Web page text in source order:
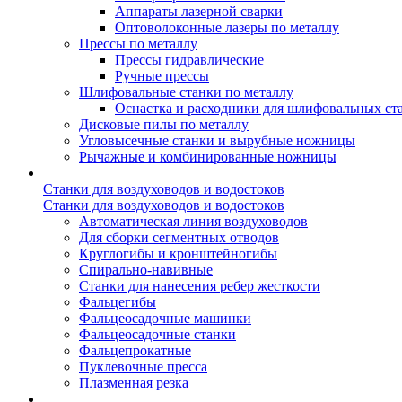
Аппараты лазерной сварки
Оптоволоконные лазеры по металлу
Прессы по металлу
Прессы гидравлические
Ручные прессы
Шлифовальные станки по металлу
Оснастка и расходники для шлифовальных
Дисковые пилы по металлу
Угловысечные станки и вырубные ножницы
Рычажные и комбинированные ножницы
Станки для воздуховодов и водостоков
Станки для воздуховодов и водостоков
Автоматическая линия воздуховодов
Для сборки сегментных отводов
Круглогибы и кронштейногибы
Спирально-навивные
Станки для нанесения ребер жесткости
Фальцегибы
Фальцеосадочные машинки
Фальцеосадочные станки
Фальцепрокатные
Пуклевочные пресса
Плазменная резка